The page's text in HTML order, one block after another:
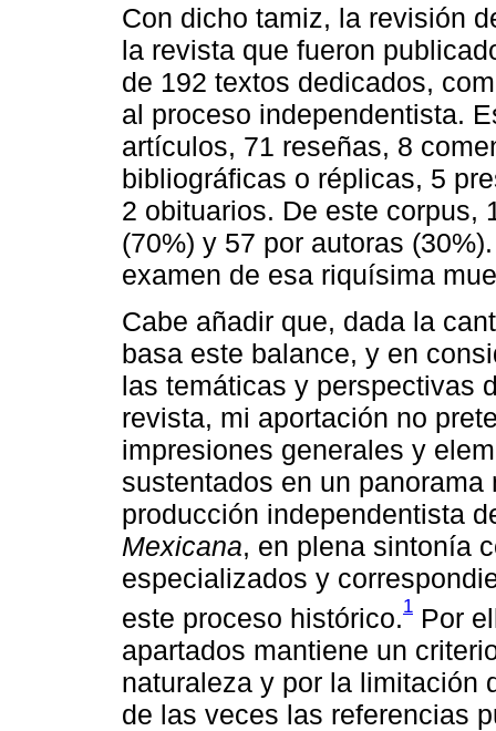
Con dicho tamiz, la revisión
la revista que fueron
de 192 textos dedicados,
al proceso independentista.
artículos, 71 reseñas, 8
bibliográficas o réplicas, 5
2 obituarios. De este corpus,
(70%) y 57 por autoras
examen de esa riquísima
Cabe añadir que, dada la
basa este balance, y en
las temáticas y perspectivas
revista, mi aportación no
impresiones generales y
sustentados en un
producción independentista
Mexicana, en plena sintonía
especializados y
este proceso histórico.1 Por
apartados mantiene un
naturaleza y por la limitación
de las veces las referencias